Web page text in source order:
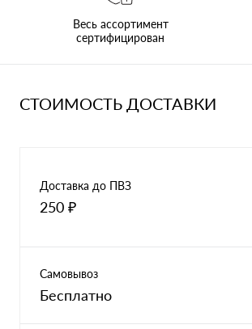
Весь ассортимент
сертифицирован
СТОИМОСТЬ ДОСТАВКИ
Доставка до ПВЗ
250 ₽
Самовывоз
Бесплатно